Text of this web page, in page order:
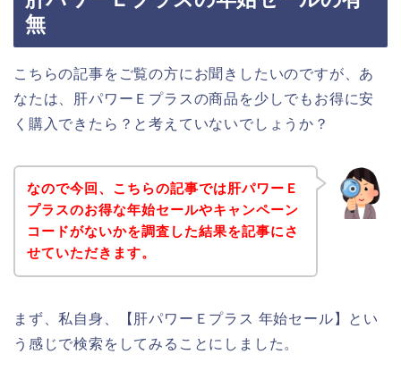
無
こちらの記事をご覧の方にお聞きしたいのですが、あ
なたは、肝パワーＥプラスの商品を少しでもお得に安
く購入できたら？と考えていないでしょうか？
なので今回、こちらの記事では肝パワーＥ
プラスのお得な年始セールやキャンペーン
コードがないかを調査した結果を記事にさ
せていただきます。
まず、私自身、【肝パワーＥプラス 年始セール】とい
う感じで検索をしてみることにしました。